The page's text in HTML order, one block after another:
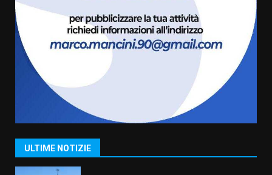
ULTIME NOTIZIE
La magia del Minareto e la prima
assoluta de “L’Albergo
Belvedere. Il rapimento”
6 Agosto 2026 06:15
1
“I Contestatori: Musica di
Rivoluzione”: nuovo
appuntamento con “Fasano in